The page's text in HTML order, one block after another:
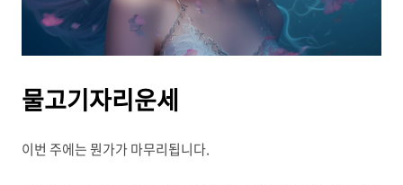
물고기자리운세
이번 주에는 뭔가가 마무리됩니다.